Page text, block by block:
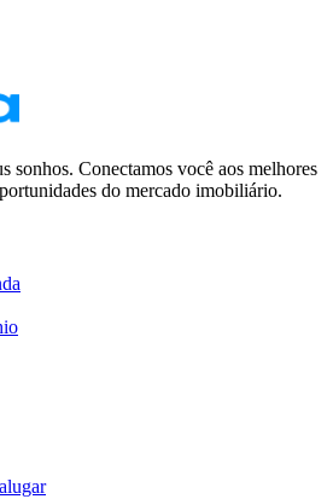
sonhos. Conectamos você aos melhores
do mercado imobiliário.